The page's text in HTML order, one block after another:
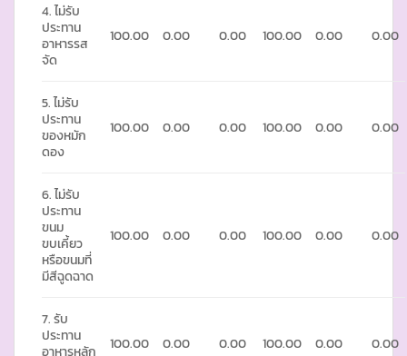
4. ไม่รับ
ประทาน
อาหารรส
จัด
100.00 0.00 0.00 100.00 0.00 0.00
5. ไม่รับ
ประทาน
ของหมัก
ดอง
100.00 0.00 0.00 100.00 0.00 0.00
6. ไม่รับ
ประทาน
ขนม
ขบเคี้ยว
หรือขนมที่
มีสีฉูดฉาด
100.00 0.00 0.00 100.00 0.00 0.00
7. รับ
ประทาน
อาหารหลัก
100.00 0.00 0.00 100.00 0.00 0.00